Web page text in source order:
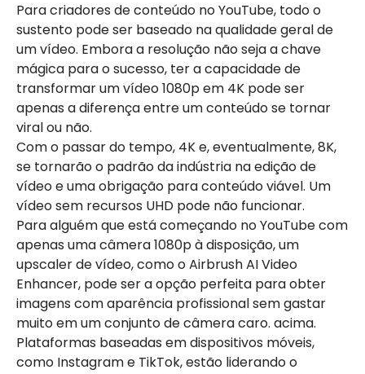
Para criadores de conteúdo no YouTube, todo o
sustento pode ser baseado na qualidade geral de
um vídeo. Embora a resolução não seja a chave
mágica para o sucesso, ter a capacidade de
transformar um vídeo 1080p em 4K pode ser
apenas a diferença entre um conteúdo se tornar
viral ou não.
Com o passar do tempo, 4K e, eventualmente, 8K,
se tornarão o padrão da indústria na edição de
vídeo e uma obrigação para conteúdo viável. Um
vídeo sem recursos UHD pode não funcionar.
Para alguém que está começando no YouTube com
apenas uma câmera 1080p à disposição, um
upscaler de vídeo, como o Airbrush AI Video
Enhancer, pode ser a opção perfeita para obter
imagens com aparência profissional sem gastar
muito em um conjunto de câmera caro. acima.
Plataformas baseadas em dispositivos móveis,
como Instagram e TikTok, estão liderando o